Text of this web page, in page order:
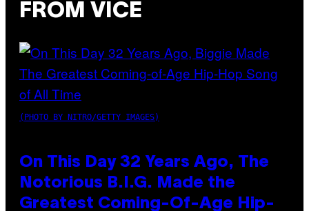
FROM VICE
(PHOTO BY NITRO/GETTY IMAGES)
On This Day 32 Years Ago, The
Notorious B.I.G. Made the
Greatest Coming-Of-Age Hip-